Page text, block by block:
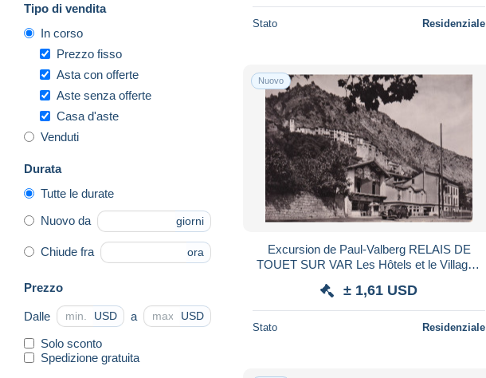
Tipo di vendita
In corso
Prezzo fisso
Asta con offerte
Aste senza offerte
Casa d'aste
Venduti
Durata
Tutte le durate
Nuovo da giorni
Chiude fra ora
Prezzo
Dalle USD a USD
Solo sconto
Spedizione gratuita
Stato Residenziale
Nuovo
Excursion de Paul-Valberg RELAIS DE
TOUET SUR VAR Les Hôtels et le Village -
± 1,61 USD
Stato Residenziale